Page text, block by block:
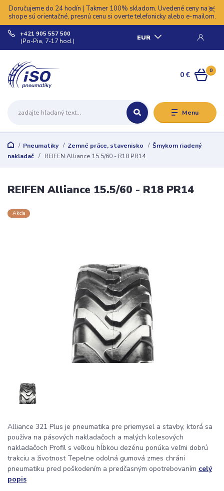
Doručujeme do 24 hodín | Takmer 100% skladom. Uvedené ceny na e-
shope sú orientačné, presnú cenu si overte telefonicky alebo e-mailom.
Menu
EUR
+421 905 557 500
(Po-Pia, 7-17 hod.)
0
0 €
Pneumatiky Zemné práce, stavenisko
Šmykom riadený
nakladač
REIFEN Alliance 15.5/60 - R18 PR14
REIFEN Alliance 15.5/60 - R18 PR14
Akcia
Alliance 321 Plus je pneumatika pre priemysel a stavby, ktorá sa
používa na pásových nakladačoch a malých kolesových
nakladačoch Profil s veľkou hĺbkou dezénu ponúka veľmi dobrú
trakciu a životnost Tepelne odolná gumová zmes chráni
pneumatiku pred poškodením a predčasným opotrebovaním celý
popis